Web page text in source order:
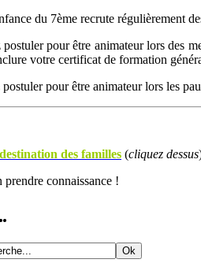
du 7ème recrute régulièrement
pour être animateur lors des
votre certificat de formation
pour être animateur lors les
des familles (cliquez dessus
prendre connaissance !